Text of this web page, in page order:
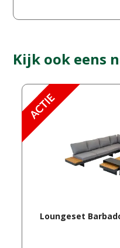
Kijk ook eens
Loungeset